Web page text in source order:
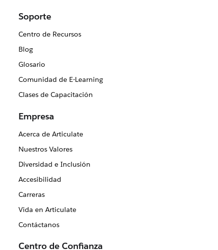
Soporte
Centro de Recursos
Blog
Glosario
Comunidad de E-Learning
Clases de Capacitación
Empresa
Acerca de Articulate
Nuestros Valores
Diversidad e Inclusión
Accesibilidad
Carreras
Vida en Articulate
Contáctanos
Centro de Confianza